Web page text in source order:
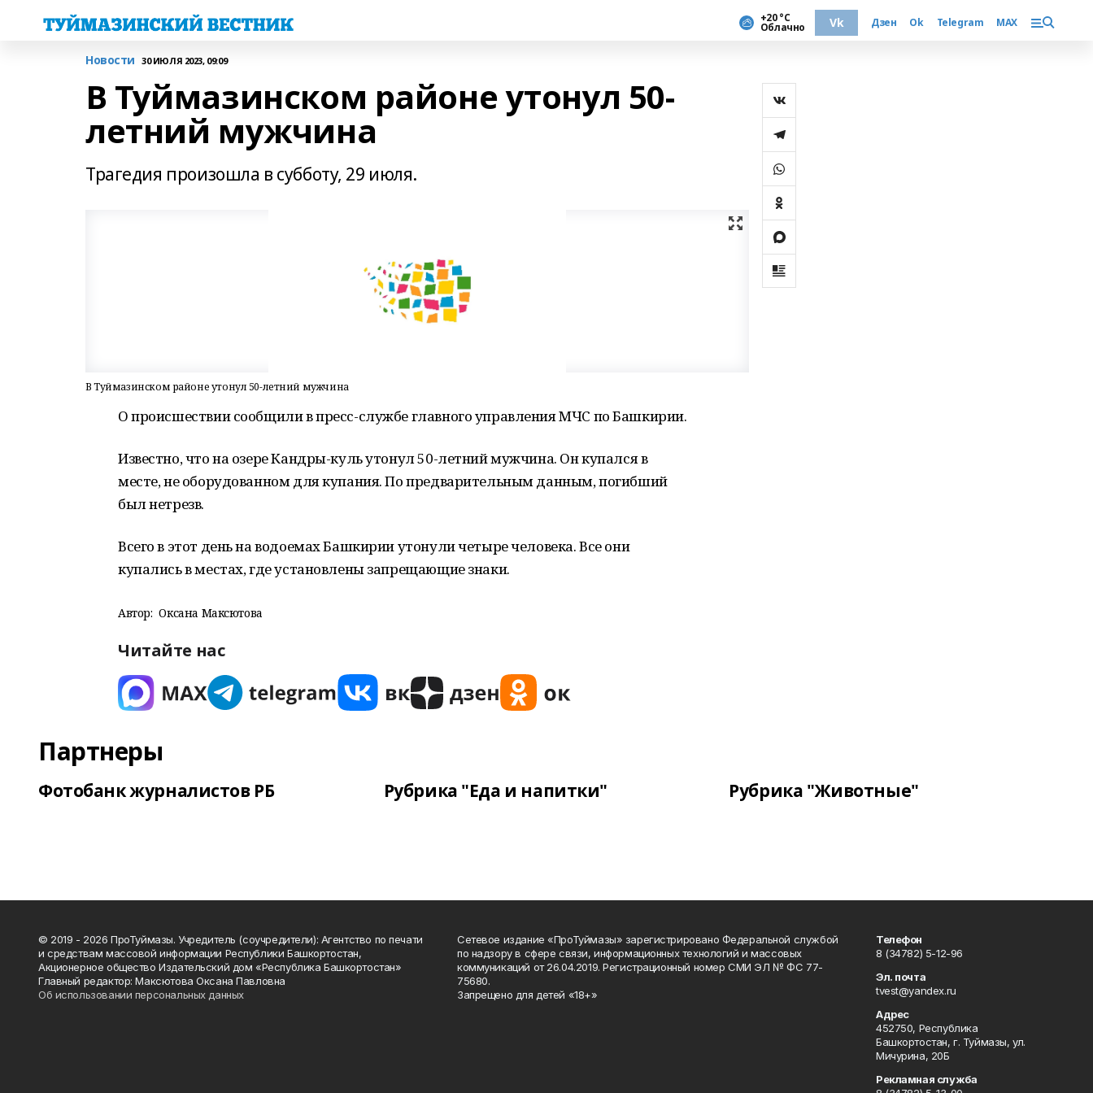
+20 °С
Облачно Vk Дзен Ok Telegram MAX
Новости 30 ИЮЛЯ 2023, 09:09
В Туймазинском районе утонул 50-
летний мужчина
Трагедия произошла в субботу, 29 июля.
В Туймазинском районе утонул 50-летний мужчина
О происшествии сообщили в пресс-службе главного управления МЧС по Башкирии.
Известно, что на озере Кандры-куль утонул 50-летний мужчина. Он купался в
месте, не оборудованном для купания. По предварительным данным, погибший
был нетрезв.
Всего в этот день на водоемах Башкирии утонули четыре человека. Все они
купались в местах, где установлены запрещающие знаки.
Автор: Оксана Максютова
Читайте нас
Партнеры
Фотобанк журналистов РБ Рубрика "Еда и напитки" Рубрика "Животные"
© 2019 - 2026 ПроТуймазы. Учредитель (соучредители): Агентство по печати
и средствам массовой информации Республики Башкортостан,
Акционерное общество Издательский дом «Республика Башкортостан»
Главный редактор: Максютова Оксана Павловна
Об использовании персональных данных
Сетевое издание «ПроТуймазы» зарегистрировано Федеральной службой
по надзору в сфере связи, информационных технологий и массовых
коммуникаций от 26.04.2019. Регистрационный номер СМИ ЭЛ № ФС 77-
75680.
Запрещено для детей «18+»
Телефон
8 (34782) 5-12-96
Эл. почта
tvest@yandex.ru
Адрес
452750, Республика
Башкортостан, г. Туймазы, ул.
Мичурина, 20Б
Рекламная служба